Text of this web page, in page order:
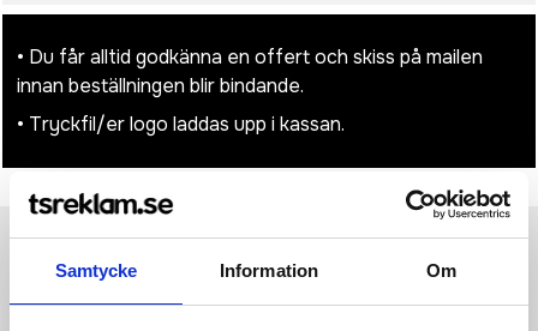
Samtycke Information Om
• Du får alltid godkänna en offert och skiss på mailen
innan beställningen blir bindande.
• Tryckfil/er logo laddas upp i kassan.
Produktinformation SpecifikationerPristabell Recensioner